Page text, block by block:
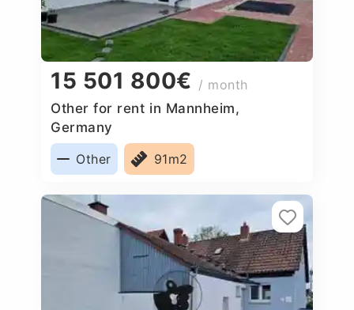
15 501 800€ / month
Other for rent in Mannheim,
Germany
Other
91m2